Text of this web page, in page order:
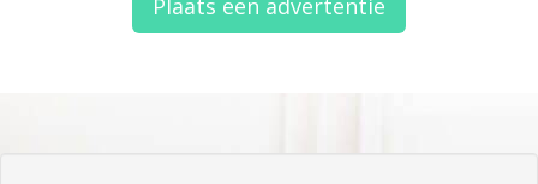
Plaats een advertentie